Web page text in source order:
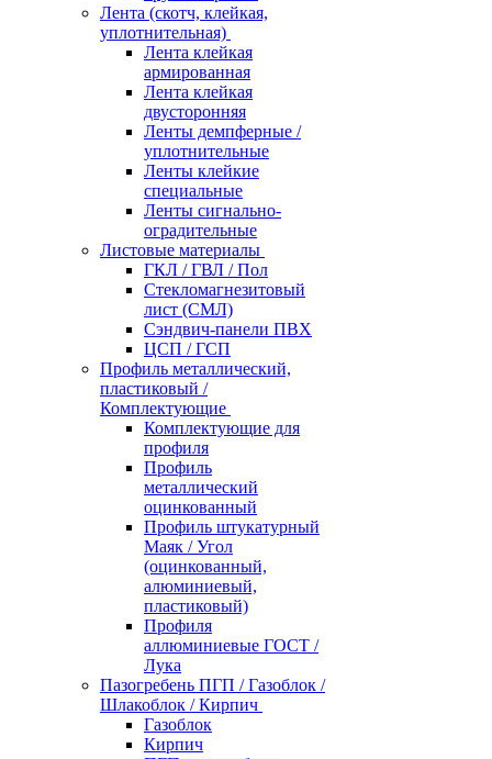
Лента (скотч, клейкая,
уплотнительная)
Лента клейкая
армированная
Лента клейкая
двусторонняя
Ленты демпферные /
уплотнительные
Ленты клейкие
специальные
Ленты сигнально-
оградительные
Листовые материалы
ГКЛ / ГВЛ / Пол
Стекломагнезитовый
лист (СМЛ)
Сэндвич-панели ПВХ
ЦСП / ГСП
Профиль металлический,
пластиковый /
Комплектующие
Комплектующие для
профиля
Профиль
металлический
оцинкованный
Профиль штукатурный
Маяк / Угол
(оцинкованный,
алюминиевый,
пластиковый)
Профиля
аллюминиевые ГОСТ /
Лука
Пазогребень ПГП / Газоблок /
Шлакоблок / Кирпич
Газоблок
Кирпич